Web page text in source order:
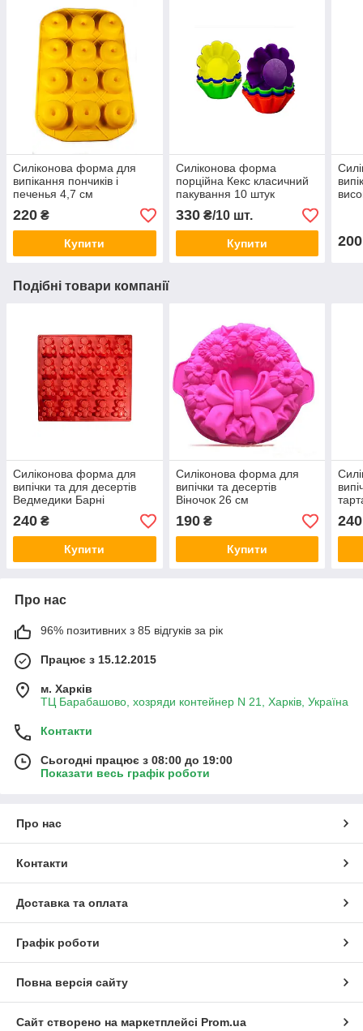
Силіконова форма для
випікання пончиків і
печенья 4,7 см
220 ₴
Купити
Силіконова форма
порційна Кекс класичний
пакування 10 штук
330₴/10 шт.
Купити 200
Подібні товари компанії
Силіконова форма для
випічки та для десертів
Ведмедики Барні
240 ₴
Купити
Силіконова форма для
випічки та десертів
Віночок 26 см
190₴
Купити
240
Про нас
96% позитивних з 85 відгуків за рік
Працює з 15.12.2015
м. Харків
ТЦ Барабашово, хозряди контейнер N 21, Харків, Україна
Контакти
Сьогодні працює з 08:00 до 19:00
Показати весь графік роботи
Про нас
Контакти
Доставка та оплата
Графік роботи
Повна версія сайту
Сайт створено на маркетплейсі Prom.ua